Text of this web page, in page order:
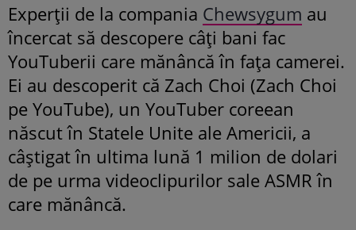
Experții de la compania Chewsygum au
încercat să descopere câți bani fac
YouTuberii care mănâncă în fața camerei.
Ei au descoperit că Zach Choi (Zach Choi
pe YouTube), un YouTuber coreean
născut în Statele Unite ale Americii, a
câștigat în ultima lună 1 milion de dolari
de pe urma videoclipurilor sale ASMR în
care mănâncă.